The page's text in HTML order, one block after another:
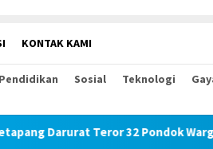
KONTAK KAMI
Pendidikan Sosial Teknologi
Teror 32 Pondok Warga di Air